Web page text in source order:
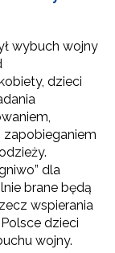
wybuch wojny
dzieci
zapobieganiem
dla
brane będą
wspierania
dzieci
wojny.